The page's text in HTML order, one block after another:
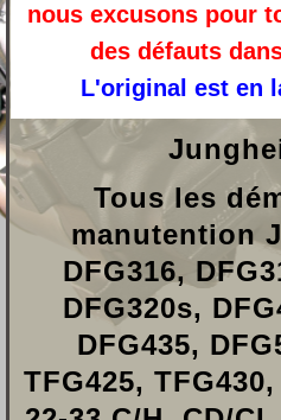
nous excusons pour
des défauts
L'original est en
Tous les
manutention
DFG316,
DFG320s,
DFG435,
TFG425,